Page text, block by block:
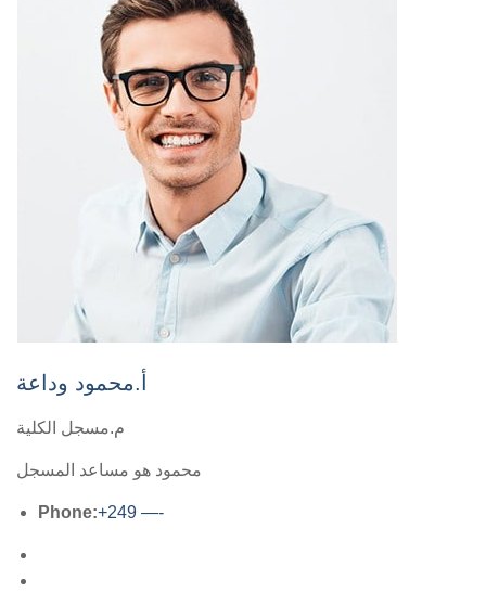
أ.محمود وداعة
م.مسجل الكلية
محمود هو مساعد المسجل
Phone:+249 —-